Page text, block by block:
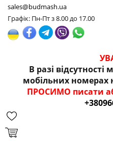
sales@budmash.ua
Графік: Пн-Пт з 8.00 до 17.00
В разі відсутності
мобільних номерах
ПРОСИМО писати